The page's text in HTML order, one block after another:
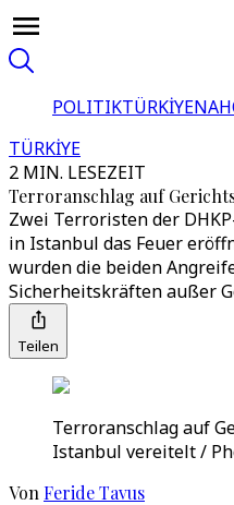
POLITIKTÜRKİYE
TÜRKİYE
2 MIN. LESEZEIT
Terroranschlag auf
Zwei Terroristen der
in Istanbul das Feuer
wurden die beiden
Sicherheitskräften außer
Teilen
Terroranschlag auf
Istanbul vereitelt /
Von Feride Tavus